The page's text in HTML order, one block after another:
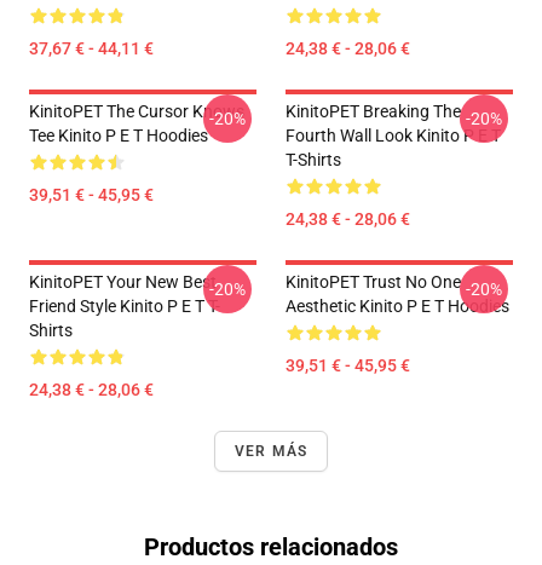
37,67 € - 44,11 € 24,38 € - 28,06 €
KinitoPET The Cursor Knows
Tee Kinito P E T Hoodies
39,51 € - 45,95 €
-20%
KinitoPET Breaking The
Fourth Wall Look Kinito P E T
T-Shirts
24,38 € - 28,06 €
-20%
KinitoPET Your New Best
Friend Style Kinito P E T T-
Shirts
24,38 € - 28,06 €
-20%
KinitoPET Trust No One
Aesthetic Kinito P E T Hoodies
39,51 € - 45,95 €
-20%
VER MÁS
Productos relacionados